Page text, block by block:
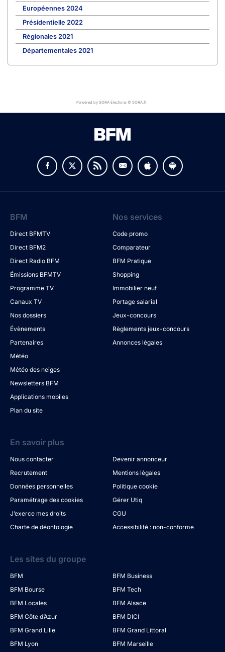
Européennes 2024
Présidentielle 2022
Régionales 2021
Départementales 2021
Powered by SORA Elections © SORA.fr
BFM
Direct BFMTV
Direct BFM2
Direct Radio BFM
Émissions BFMTV
Programme TV
Canaux TV
Nos dossiers
Évènements
Partenaires
Météo
Météo des neiges
Newsletters BFM
Applications mobiles
Plan du site
Nos services
Code promo
Comparateur
BFM Pratique
Shopping
Immobilier neuf
Portage salarial
Jeux-concours
Règlements jeux-concours
Annonces légales
En savoir plus
Nous contacter
Devenir annonceur
Recrutement
Mentions légales
Données personnelles
Politique cookie
Paramétrage des cookies
Gérer Utiq
J’exerce mes droits
CGU
Charte de déontologie
Accessibilité : non-conforme
Les sites du groupe
BFM
BFM Business
BFM Bourse
BFM Tech
BFM Locales
BFM Alsace
BFM Côte d’Azur
BFM DICI
BFM Grand Lille
BFM Grand Littoral
BFM Lyon
BFM Marseille